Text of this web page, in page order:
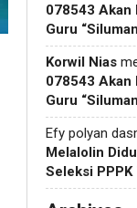
078543 Akan
Guru
Korwil Nias
078543 Akan
Guru
Efy polyan
Melalolin
Seleksi